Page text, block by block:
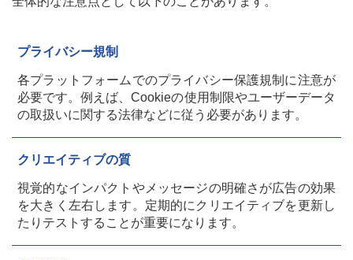
プライバシー規制
各プラットフォームでのプライバシー保護規制に注意が
必要です。例えば、Cookieの使用制限やユーザーデータ
の取扱いに関する法律などに従う必要があります。
クリエイティブの質
視覚的なインパクトやメッセージの明確さが広告の効果
を大きく左右します。定期的にクリエイティブを更新し
たりテストすることが重要になります。